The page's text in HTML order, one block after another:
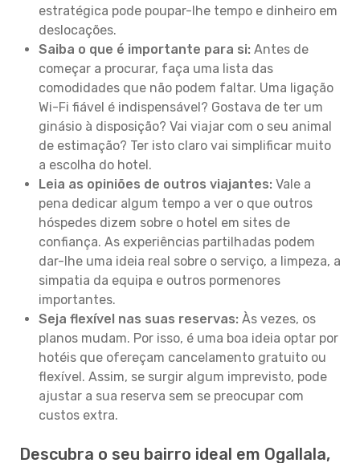
estratégica pode poupar-lhe tempo e dinheiro em
deslocações.
Saiba o que é importante para si: Antes de
começar a procurar, faça uma lista das
comodidades que não podem faltar. Uma ligação
Wi-Fi fiável é indispensável? Gostava de ter um
ginásio à disposição? Vai viajar com o seu animal
de estimação? Ter isto claro vai simplificar muito
a escolha do hotel.
Leia as opiniões de outros viajantes: Vale a
pena dedicar algum tempo a ver o que outros
hóspedes dizem sobre o hotel em sites de
confiança. As experiências partilhadas podem
dar-lhe uma ideia real sobre o serviço, a limpeza, a
simpatia da equipa e outros pormenores
importantes.
Seja flexível nas suas reservas: Às vezes, os
planos mudam. Por isso, é uma boa ideia optar por
hotéis que ofereçam cancelamento gratuito ou
flexível. Assim, se surgir algum imprevisto, pode
ajustar a sua reserva sem se preocupar com
custos extra.
Descubra o seu bairro ideal em Ogallala,